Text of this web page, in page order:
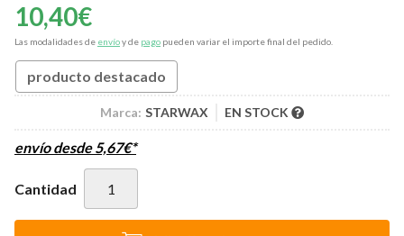
10,40€
Las modalidades de envíoy de pago pueden variar el importe final del pedido.
producto destacado
Marca: STARWAX EN STOCK
envío desde5,67€*
Cantidad